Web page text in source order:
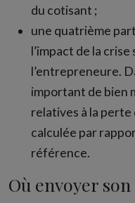
du cotisant ;
une quatrième
l’impact de la
l’entrepreneure.
important de bien
relatives à la
calculée par
référence.
Où envoyer